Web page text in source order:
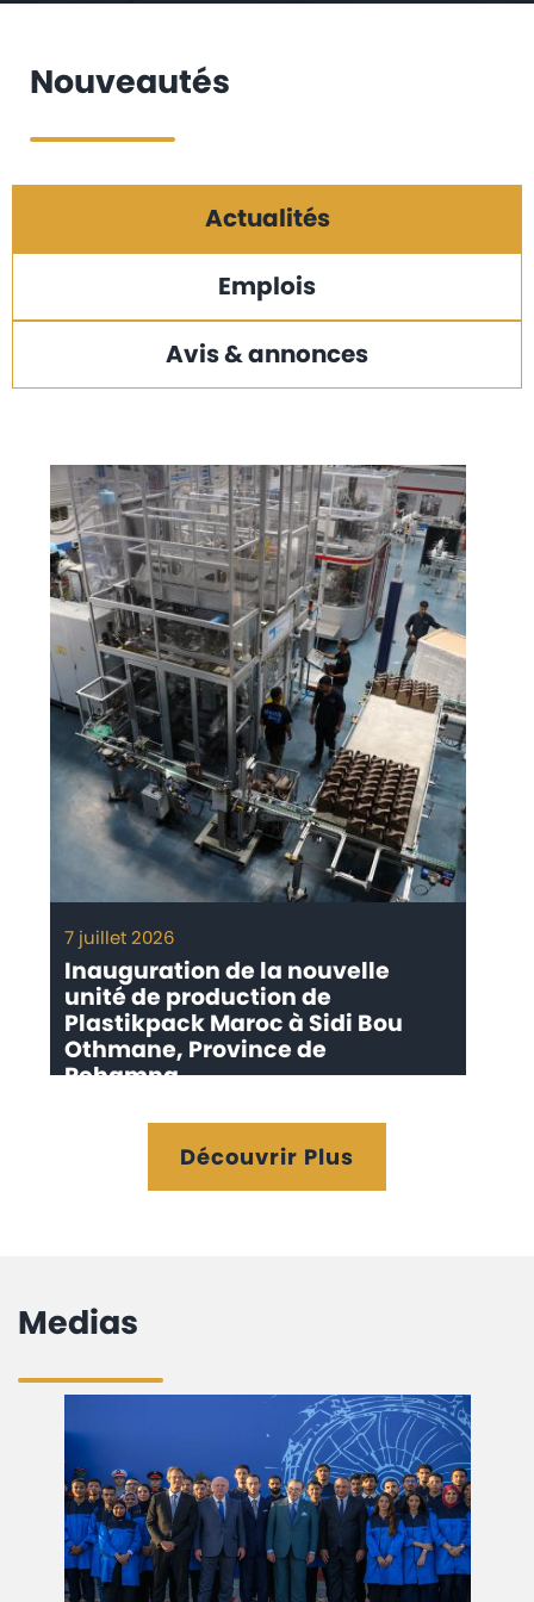
Nouveautés
Actualités
Emplois
Avis & annonces
7 juillet 2026
Inauguration de la nouvelle
unité de production de
Plastikpack Maroc à Sidi Bou
Othmane, Province de
Rehamna
Découvrir Plus
Medias